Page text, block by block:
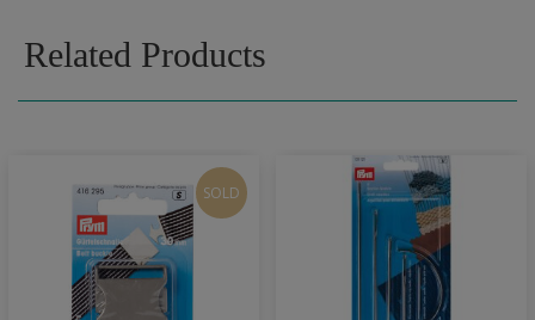
Related Products
SOLD